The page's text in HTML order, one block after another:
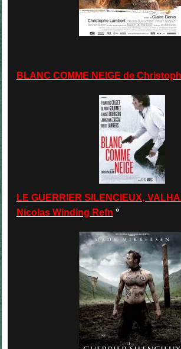
BLANC COMME NEIGE de
LE GUERRIER SILENCIEUX,
Nicolas Winding Refn °